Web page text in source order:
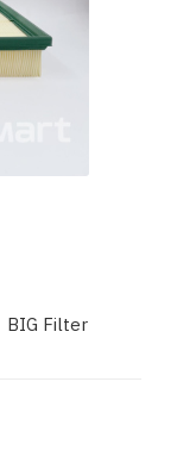
BIG Filter